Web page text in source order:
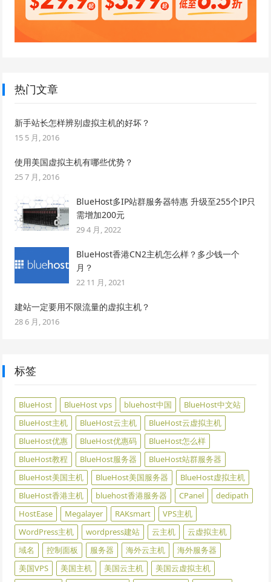
热门文章
新手站长怎样辨别虚拟主机的好坏？
15 5 月, 2016
使用美国虚拟主机有哪些优势？
25 7 月, 2016
BlueHost多IP站群服务器特惠 升级至255个IP只
需增加200元
29 4 月, 2022
BlueHost香港CN2主机怎么样？多少钱一个
月？
22 11 月, 2021
建站一定要用不限流量的虚拟主机？
28 6 月, 2016
标签
BlueHost BlueHost vps bluehost中国
BlueHost中文站
BlueHost主机
BlueHost云主机
BlueHost云虚拟主机
BlueHost优惠
BlueHost优惠码
BlueHost怎么样
BlueHost教程
BlueHost服务器
BlueHost站群服务器
BlueHost美国主机
BlueHost美国服务器
BlueHost虚拟主机
BlueHost香港主机
bluehost香港服务器 CPanel
dedipath
HostEase
Megalayer RAKsmart
VPS主机
WordPress主机
wordpress建站 云主机
云虚拟主机
域名
控制面板 服务器 海外云主机
海外服务器
美国VPS
美国主机 美国云主机
美国云虚拟主机